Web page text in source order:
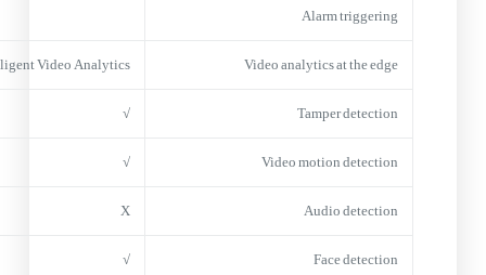
Alarm triggering
Video analytics at the edge
Video Analytics
Tamper detection
√
Video motion detection
√
Audio detection
X
Face detection
√